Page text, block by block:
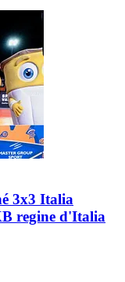
3x3 Italia
regine d'Italia